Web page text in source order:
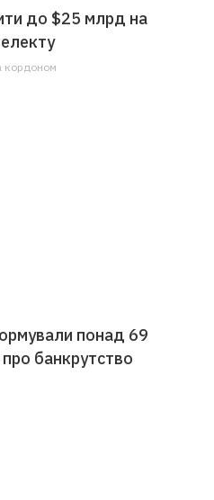
до $25 млрд на
кордоном
понад 69
банкрутство